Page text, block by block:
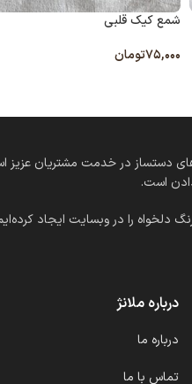
شمع کیک قلبی
۷۵,۰۰۰تومان
سال سابقه در فروش شمع‌های دستساز در
است.
دلخواه را در وبسایت ایجاد
درباره ملانژ
درباره ما
تماس با ما